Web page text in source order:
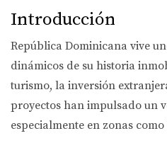
Introducción
República Dominicana vive
dinámicos de su historia
turismo, la inversión
proyectos han impulsado un
especialmente en zonas